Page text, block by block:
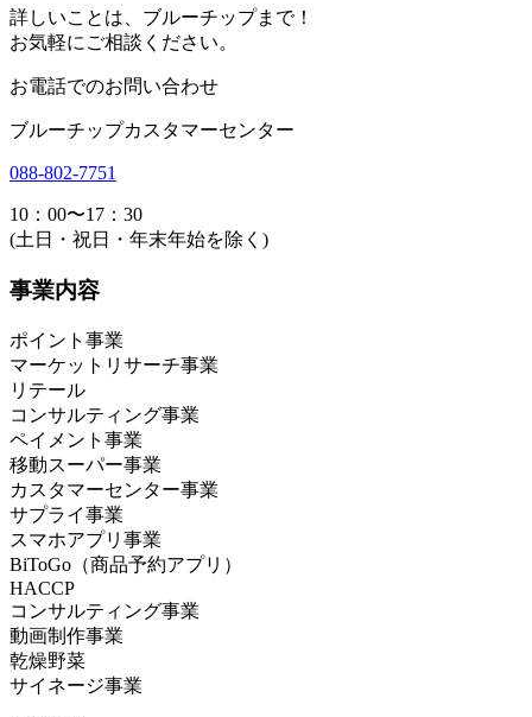
詳しいことは、ブルーチップまで！
お気軽にご相談ください。
お電話でのお問い合わせ
ブルーチップカスタマーセンター
088-802-7751
10：00〜17：30
(土日・祝日・年末年始を除く)
事業内容
ポイント事業
マーケットリサーチ事業
リテール
コンサルティング事業
ペイメント事業
移動スーパー事業
カスタマーセンター事業
サプライ事業
スマホアプリ事業
BiToGo（商品予約アプリ）
HACCP
コンサルティング事業
動画制作事業
乾燥野菜
サイネージ事業